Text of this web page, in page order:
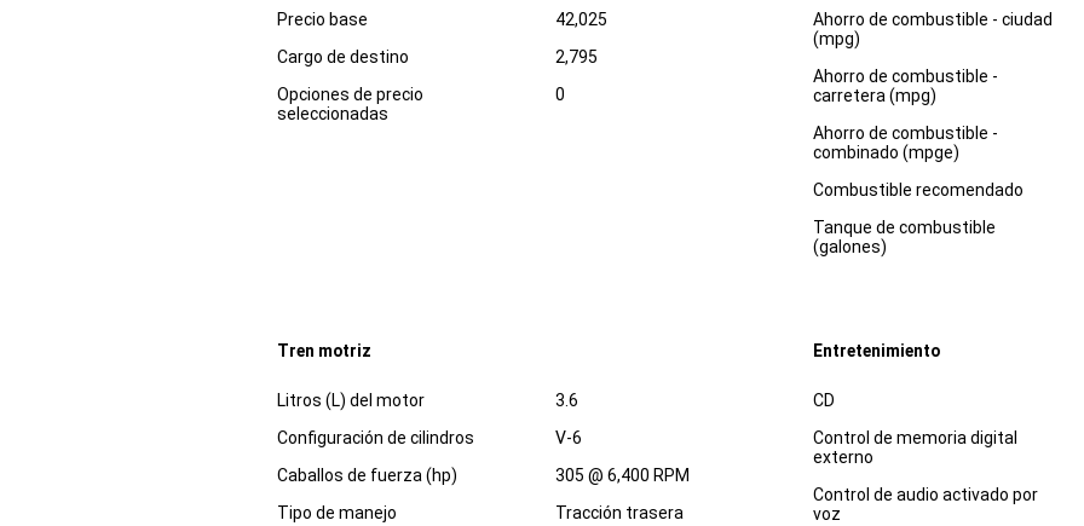
Especificaciones
Precio base
42,025
Cargo de destino
2,795
Opciones de precio
seleccionadas
0
Especificaciones Dimensiones
Ahorro de combustible - ciudad
(mpg)
Ahorro de combustible -
carretera (mpg)
Ahorro de combustible -
combinado (mpge)
Combustible recomendado
Tanque de combustible
(galones)
Tren motriz
Especificaciones Dimensiones
Litros (L) del motor
3.6
Configuración de cilindros
V-6
Caballos de fuerza (hp)
305 @ 6,400 RPM
Tipo de manejo
Tracción trasera
Entretenimiento
Especificaciones
CD
Control de memoria digital
externo
Control de audio activado por
voz